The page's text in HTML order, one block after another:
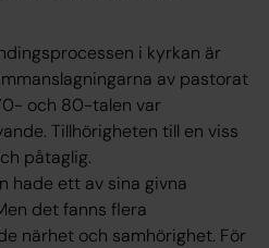
i kyrkan är
av pastorat
och 80-talen var
Tillhörigheten till en viss
påtaglig.
hade ett av sina givna
det fanns flera
närhet och samhörighet. För